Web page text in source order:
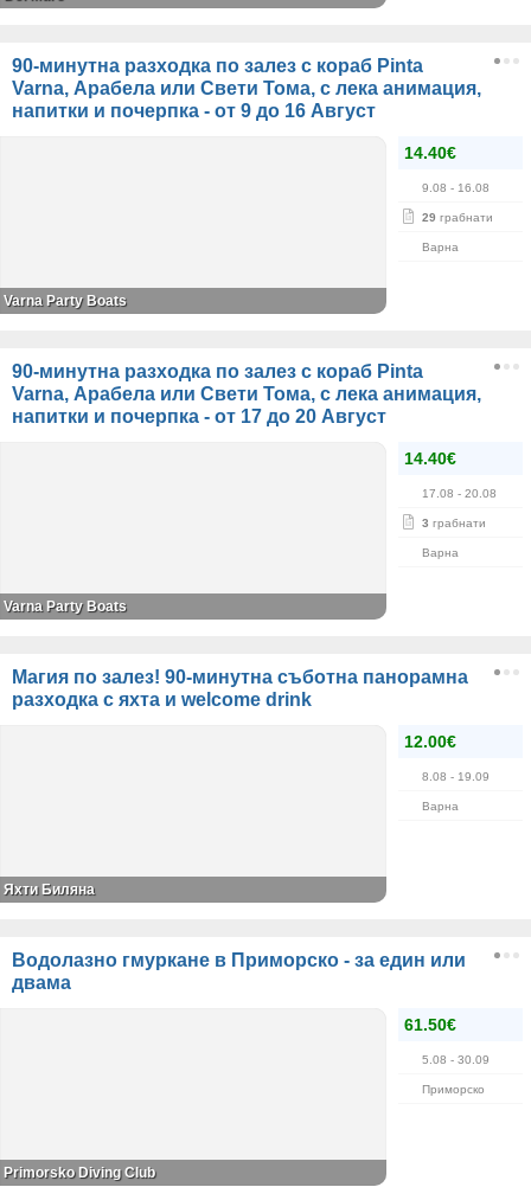
90-минутна разходка по залез с кораб Pinta
Varna, Арабела или Свети Тома, с лека анимация,
напитки и почерпка - от 9 до 16 Август
14.40€
9.08 - 16.08
29 грабнати
Варна
Varna Party Boats
90-минутна разходка по залез с кораб Pinta
Varna, Арабела или Свети Тома, с лека анимация,
напитки и почерпка - от 17 до 20 Август
14.40€
17.08 - 20.08
3 грабнати
Варна
Varna Party Boats
Магия по залез! 90-минутна съботна панорамна
разходка с яхта и welcome drink
12.00€
8.08 - 19.09
Варна
Яхти Биляна
Водолазно гмуркане в Приморско - за един или
двама
61.50€
5.08 - 30.09
Приморско
Primorsko Diving Club